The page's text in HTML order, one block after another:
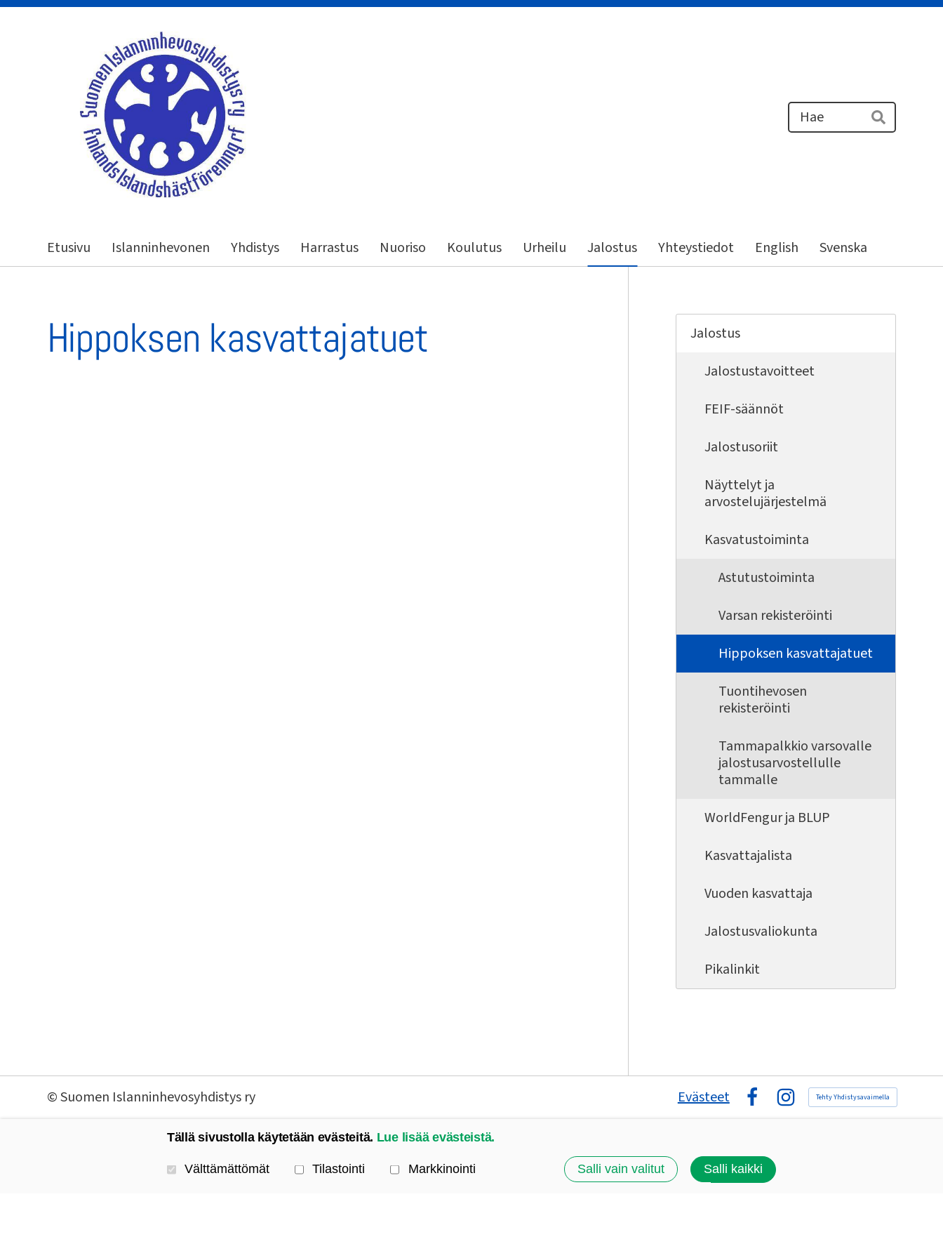
Suomen Islanninhevosyhdistys ry Hae
Etusivu Islanninhevonen Yhdistys Harrastus Nuoriso Koulutus Urheilu Jalostus Yhteystiedot English Svenska
Hippoksen kasvattajatuet
Jalostus
Jalostustavoitteet
FEIF-säännöt
Jalostusoriit
Näyttelyt ja
arvostelujärjestelmä
Kasvatustoiminta
Astutustoiminta
Varsan rekisteröinti
Hippoksen kasvattajatuet
Tuontihevosen
rekisteröinti
Tammapalkkio varsovalle
jalostusarvostellulle
tammalle
WorldFengur ja BLUP
Kasvattajalista
Vuoden kasvattaja
Jalostusvaliokunta
Pikalinkit
©Suomen Islanninhevosyhdistys ry
Evästeet
Tehty Yhdistysavaimella
Tällä sivustolla käytetään evästeitä. Lue lisää evästeistä.
Valitse käytettävät evästeet
Välttämättömät Tilastointi Markkinointi Salli vain valitut Salli kaikki